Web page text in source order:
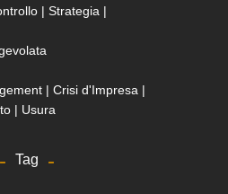
| Strategia |
| Crisi d'Impresa |
| Usura
Tag